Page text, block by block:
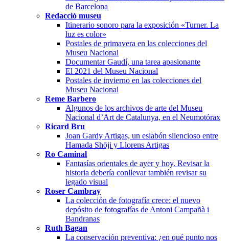
de Barcelona
Redacció museu
Itinerario sonoro para la exposición «Turner. La
luz es color»
Postales de primavera en las colecciones del
Museu Nacional
Documentar Gaudí, una tarea apasionante
El 2021 del Museu Nacional
Postales de invierno en las colecciones del
Museu Nacional
Reme Barbero
Algunos de los archivos de arte del Museu
Nacional d’Art de Catalunya, en el Neumotórax
Ricard Bru
Joan Gardy Artigas, un eslabón silencioso entre
Hamada Shōji y Llorens Artigas
Ro Caminal
Fantasías orientales de ayer y hoy. Revisar la
historia debería conllevar también revisar su
legado visual
Roser Cambray
La colección de fotografía crece: el nuevo
depósito de fotografías de Antoni Campañà i
Bandranas
Ruth Bagan
La conservación preventiva: ¿en qué punto nos